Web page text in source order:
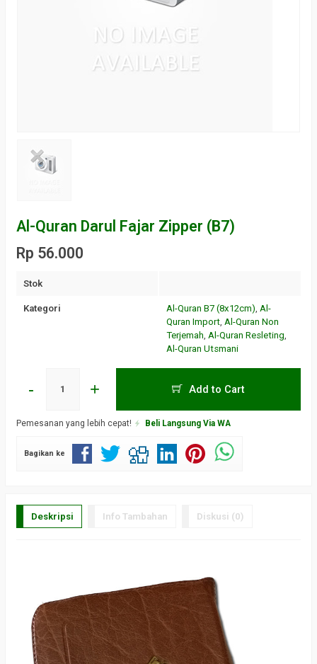
Al-Quran Darul Fajar Zipper (B7)
Rp 56.000
Stok
Kategori Al-Quran B7 (8x12cm), Al-
Quran Import, Al-Quran Non
Terjemah, Al-Quran Resleting,
Al-Quran Utsmani
- + Add to Cart
Pemesanan yang lebih cepat! Beli Langsung Via WA
Bagikan ke
Deskripsi Info Tambahan Diskusi (0)